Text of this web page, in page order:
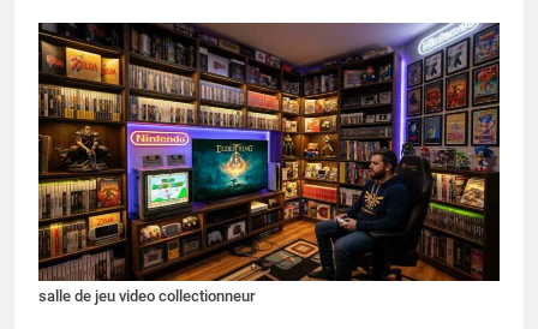
salle de jeu video collectionneur